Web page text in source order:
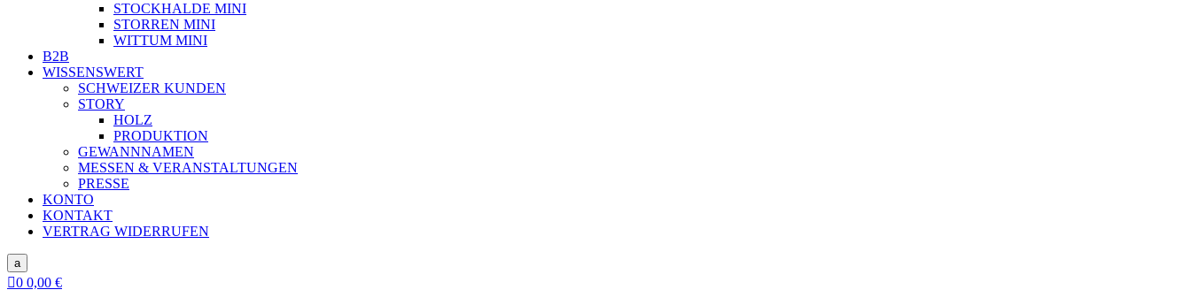
STOCKHALDE MINI
STORREN MINI
WITTUM MINI
B2B
WISSENSWERT
SCHWEIZER KUNDEN
STORY
HOLZ
PRODUKTION
GEWANNNAMEN
MESSEN & VERANSTALTUNGEN
PRESSE
KONTO
KONTAKT
VERTRAG WIDERRUFEN
a
0 0,00 €